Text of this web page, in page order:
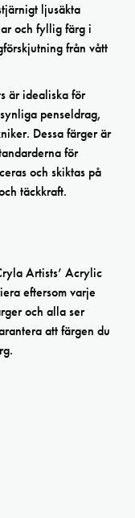
ljusäkta
och fyllig färg i
från vått
är idealiska för
penseldrag,
Dessa färger är
för
och skiktas på
täckkraft.
Artists’ Acrylic
eftersom varje
och alla ser
att färgen du